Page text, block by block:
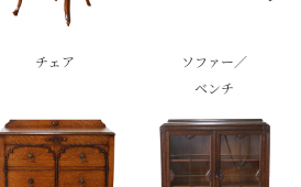
チェア
ソファー／
ベンチ